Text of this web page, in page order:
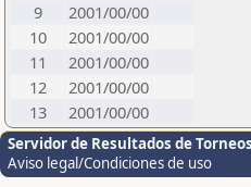
9
2001/00/00
10
2001/00/00
11
2001/00/00
12
2001/00/00
13
2001/00/00
Servidor de Resultados de
Aviso legal/Condiciones de uso